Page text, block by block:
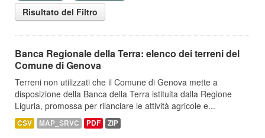
Risultato del Filtro
Banca Regionale della Terra: elenco dei terreni del
Comune di Genova
Terreni non utilizzati che il Comune di Genova mette a
disposizione della Banca della Terra istituita dalla Regione
Liguria, promossa per rilanciare le attività agricole e...
CSV MAP_SRVC PDF ZIP